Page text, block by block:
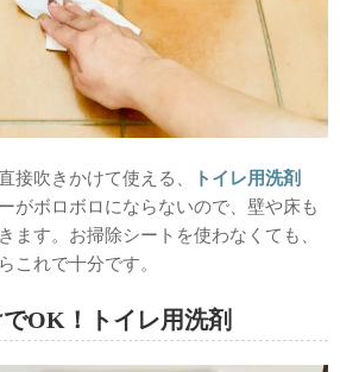
接吹きかけて使える、
トイレ用洗剤
がボロボロにならないので、壁や床も
ます。お掃除シートを使わなくても、
これで十分です。
でOK！トイレ用洗剤